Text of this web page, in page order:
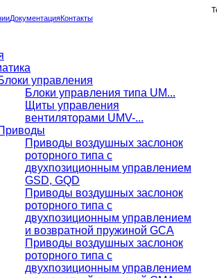
ДокументацияКонтакты
управления
Блоки управления типа UM...
Щиты управления
вентиляторами UMV-...
Приводы воздушных заслонок
роторного типа с
двухпозиционным управлением
GSD, GQD
Приводы воздушных заслонок
роторного типа с
двухпозиционным управлением
и возвратной пружиной GCA
Приводы воздушных заслонок
роторного типа с
двухпозиционным управлением